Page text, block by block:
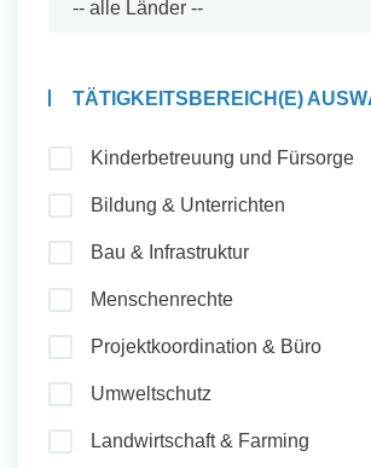
Auslandserfahrung
Initiativbewerbung
TÄTIGKEITSBEREICH(E)
Kinderbetreuung und Fürsorge
Bildung & Unterrichten
Bau & Infrastruktur
Menschenrechte
Projektkoordination & Büro
Umweltschutz
Landwirtschaft & Farming